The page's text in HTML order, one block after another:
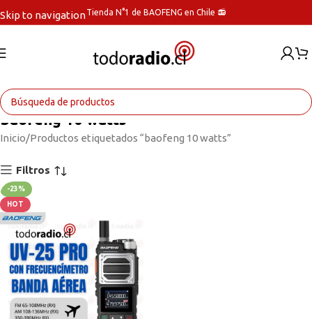
Skip to navigationTienda N°1 de BAOFENG en Chile 📻
baofeng 10 watts
Inicio Productos etiquetados “baofeng 10 watts”
Filtros
-23%
HOT